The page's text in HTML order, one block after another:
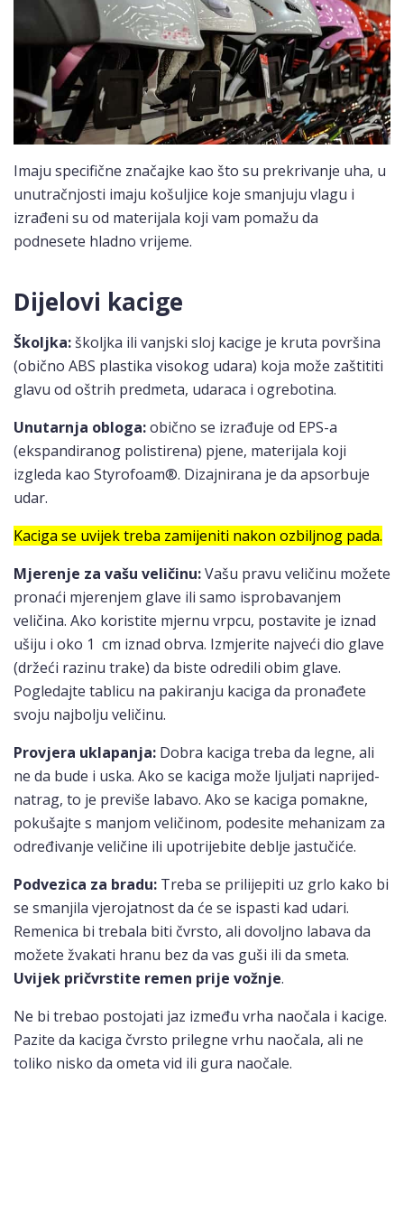
Imaju specifične značajke kao što su prekrivanje uha, u
unutračnjosti imaju košuljice koje smanjuju vlagu i
izrađeni su od materijala koji vam pomažu da
podnesete hladno vrijeme.
Dijelovi kacige
Školjka:školjka ili vanjski sloj kacige je kruta površina
(obično ABS plastika visokog udara) koja može zaštititi
glavu od oštrih predmeta, udaraca i ogrebotina.
Unutarnja obloga:obično se izrađuje od EPS-a
(ekspandiranog polistirena) pjene, materijala koji
izgleda kao Styrofoam®. Dizajnirana je da apsorbuje
udar.
Kaciga se uvijek treba zamijeniti nakon ozbiljnog pada.
Mjerenje za vašu veličinu:Vašu pravu veličinu možete
pronaći mjerenjem glave ili samo isprobavanjem
veličina. Ako koristite mjernu vrpcu, postavite je iznad
ušiju i oko 1 cm iznad obrva. Izmjerite najveći dio glave
(držeći razinu trake) da biste odredili obim glave.
Pogledajte tablicu na pakiranju kaciga da pronađete
svoju najbolju veličinu.
Provjera uklapanja: Dobra kaciga treba da legne, ali
ne da bude i uska. Ako se kaciga može ljuljati naprijed-
natrag, to je previše labavo. Ako se kaciga pomakne,
pokušajte s manjom veličinom, podesite mehanizam za
određivanje veličine ili upotrijebite deblje jastučiće.
Podvezica za bradu: Treba se prilijepiti uz grlo kako bi
se smanjila vjerojatnost da će se ispasti kad udari.
Remenica bi trebala biti čvrsto, ali dovoljno labava da
možete žvakati hranu bez da vas guši ili da smeta.
Uvijek pričvrstite remen prije vožnje.
Ne bi trebao postojati jaz između vrha naočala i kacige.
Pazite da kaciga čvrsto prilegne vrhu naočala, ali ne
toliko nisko da ometa vid ili gura naočale.